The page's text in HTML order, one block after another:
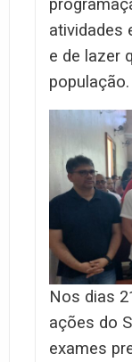
atividades
e de lazer
população.
Nos dias
ações do
exames